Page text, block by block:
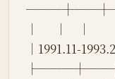
│      │    │
│1991.11-